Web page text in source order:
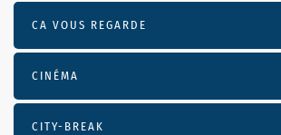
CA VOUS REGARDE
CINÉMA
CITY-BREAK